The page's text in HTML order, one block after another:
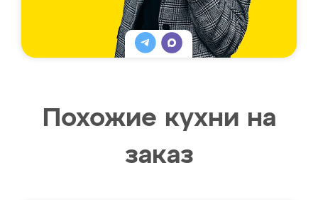
Похожие кухни на
заказ